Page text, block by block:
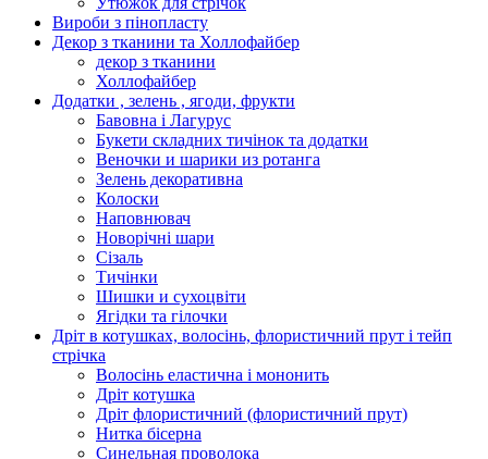
Вироби з пінопласту
Декор з тканини та Холлофайбер
декор з тканини
Холлофайбер
Додатки , зелень , ягоди, фрукти
Бавовна і Лагурус
Букети складних тичінок та додатки
Веночки и шарики из ротанга
Зелень декоративна
Колоски
Наповнювач
Новорічні шари
Сізаль
Тичінки
Шишки и сухоцвіти
Ягідки та гілочки
Дріт в котушках, волосінь, флористичний прут і тейп
стрічка
Волосінь еластична і мононить
Дріт котушка
Дріт флористичний (флористичний прут)
Нитка бісерна
Синельная проволока